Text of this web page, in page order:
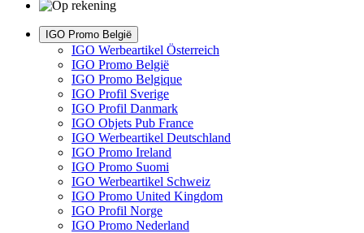
IGO Promo België
IGO Werbeartikel Österreich
IGO Promo België
IGO Promo Belgique
IGO Profil Sverige
IGO Profil Danmark
IGO Objets Pub France
IGO Werbeartikel Deutschland
IGO Promo Ireland
IGO Promo Suomi
IGO Werbeartikel Schweiz
IGO Promo United Kingdom
IGO Profil Norge
IGO Promo Nederland